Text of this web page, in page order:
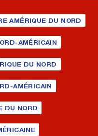
AMÉRIQUE DU NORD
AMÉRICAIN
DU NORD
AMÉRICAIN
DU NORD